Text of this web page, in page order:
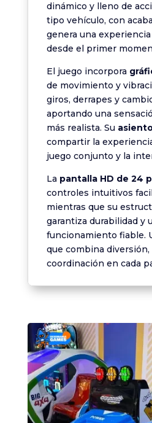
dinámico y lleno de
tipo vehículo, con
genera una
desde el primer
El juego incorpora
de movimiento y
giros, derrapes y
aportando una
más realista. Su
compartir la
juego conjunto y la
La pantalla HD de 24
controles intuitivos
mientras que su
garantiza durabilidad y
funcionamiento fiable.
que combina
coordinación en cada